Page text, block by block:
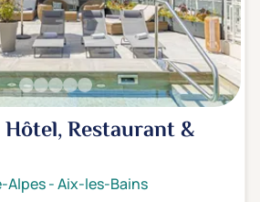
Restaurant &
Alpes-Aix-les-Bains